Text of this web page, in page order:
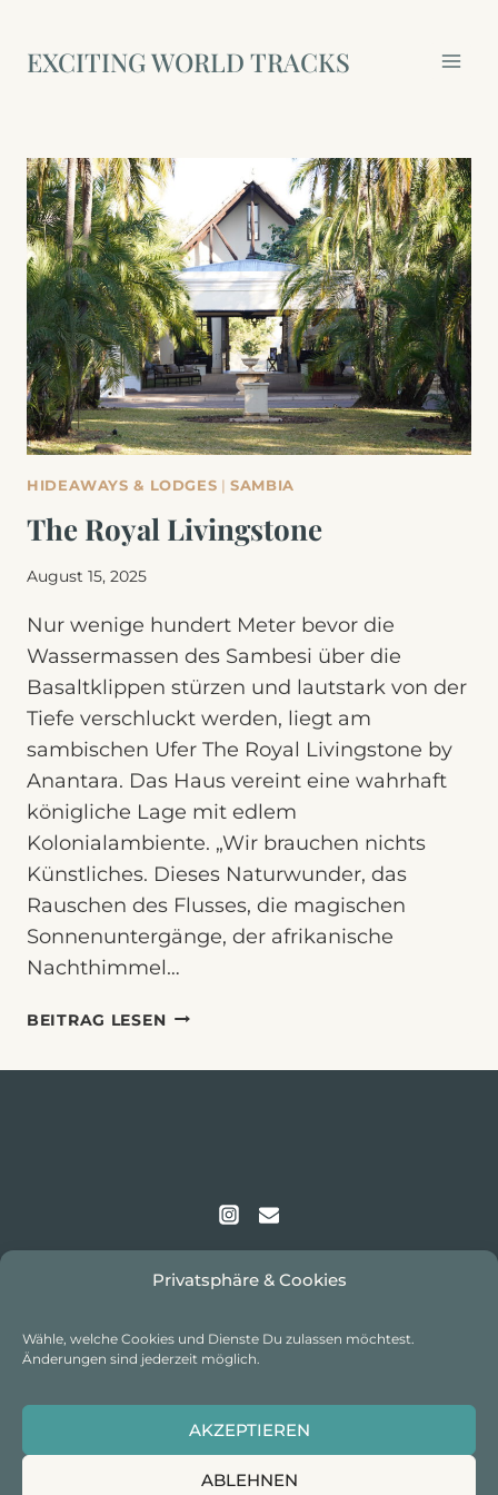
Privatsphäre & Cookies
Wähle, welche Cookies und Dienste Du zulassen möchtest.
Änderungen sind jederzeit möglich.
AKZEPTIEREN
ABLEHNEN
springen
EXCITING WORLD TRACKS
HIDEAWAYS & LODGES |SAMBIA
The Royal Livingstone
August 15, 2025
Nur wenige hundert Meter bevor die
Wassermassen des Sambesi über die
Basaltklippen stürzen und lautstark von der
Tiefe verschluckt werden, liegt am
sambischen Ufer The Royal Livingstone by
Anantara. Das Haus vereint eine wahrhaft
königliche Lage mit edlem
Kolonialambiente. „Wir brauchen nichts
Künstliches. Dieses Naturwunder, das
Rauschen des Flusses, die magischen
Sonnenuntergänge, der afrikanische
Nachthimmel…
BEITRAG LESENTHE
LIVINGSTONE
DATENSCHUTZ
RICHTLINIE